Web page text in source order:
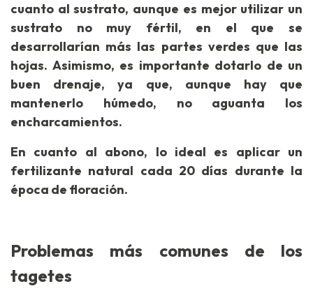
cuanto al sustrato, aunque es mejor utilizar un
sustrato no muy fértil, en el que se
desarrollarían más las partes verdes que las
hojas. Asimismo, es importante dotarlo de un
buen drenaje, ya que, aunque hay que
mantenerlo húmedo, no aguanta los
encharcamientos.
En cuanto al abono, lo ideal es aplicar un
fertilizante natural cada 20 días durante la
época de floración.
Problemas más comunes de los
tagetes